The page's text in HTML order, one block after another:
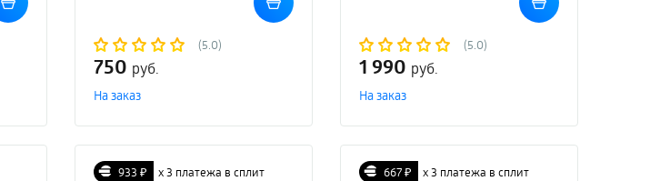
(5.0)
750 руб.
На заказ
(5.0)
1 990 руб.
На заказ
933 ₽ х 3 платежа в сплит 667 ₽ х 3 платежа в сплит